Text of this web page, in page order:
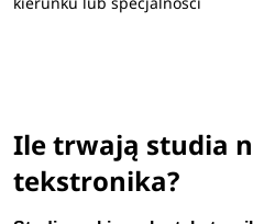
Ile trwają studia
tekstronika?